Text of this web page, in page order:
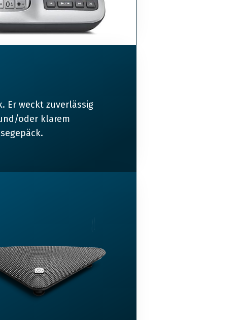
Er weckt zuverlässig
oder klarem